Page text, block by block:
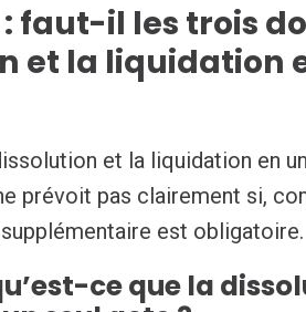
: faut-il les trois
et la liquidation
et la liquidation en
prévoit pas clairement si,
est obligatoire.
ce que la